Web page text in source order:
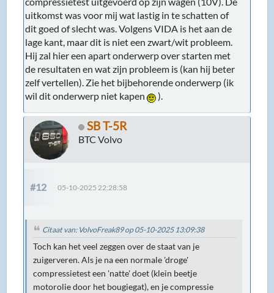
uitkomst was voor mij wat lastig in te schatten of
dit goed of slecht was. Volgens VIDA is het aan de
lage kant, maar dit is niet een zwart/wit probleem.
Hij zal hier een apart onderwerp over starten met
de resultaten en wat zijn probleem is (kan hij beter
zelf vertellen). Zie het bijbehorende onderwerp (ik
wil dit onderwerp niet kapen
).
SB T-5R
BTC Volvo
#12 05-10-2025 22:28:58
Citaat van: VolvoFreak89 op 05-10-2025 13:09:38
Toch kan het veel zeggen over de staat van je
zuigerveren. Als je na een normale 'droge'
compressietest een 'natte' doet (klein beetje
motorolie door het bougiegat), en je compressie